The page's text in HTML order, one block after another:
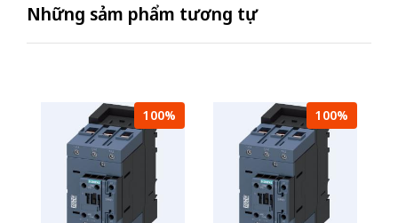
Những sảm phẩm tương tự
100% 100%